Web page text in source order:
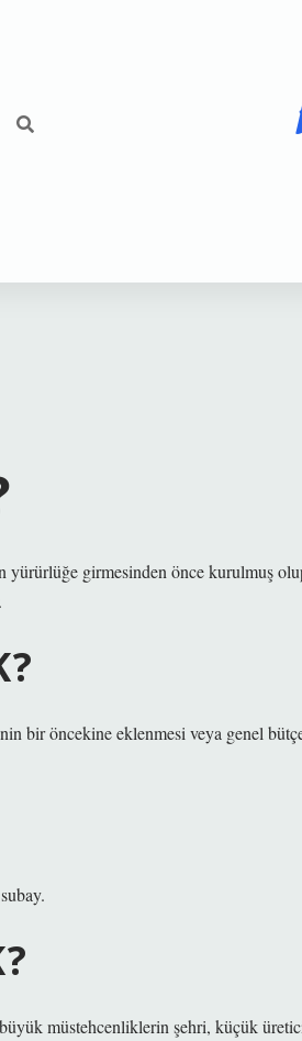
yürürlüğe girmesinden önce kurulmuş
bir öncekine eklenmesi veya genel